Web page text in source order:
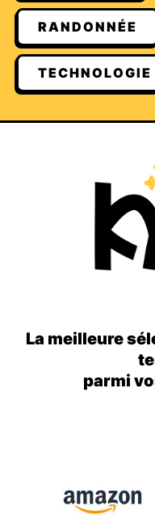
RANDONNÉE
TECHNOLOGIE
La meilleure
parmi